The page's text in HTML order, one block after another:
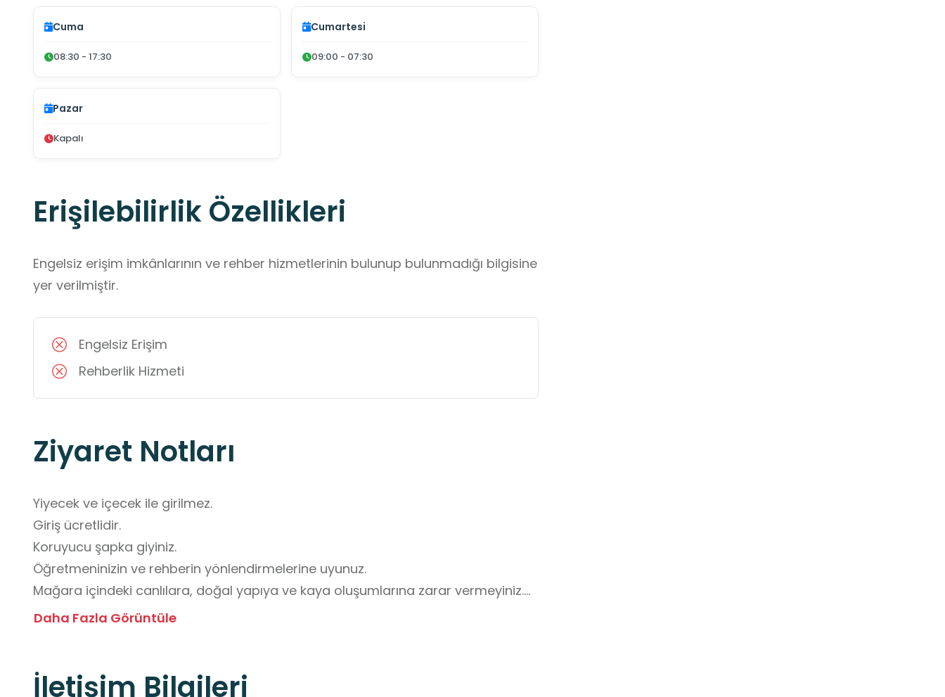
Cuma
08:30 - 17:30
Cumartesi
09:00 - 07:30
Pazar
Kapalı
Erişilebilirlik Özellikleri
Engelsiz erişim imkânlarının ve rehber hizmetlerinin bulunup bulunmadığı bilgisine
yer verilmiştir.
Engelsiz Erişim
Rehberlik Hizmeti
Ziyaret Notları
Yiyecek ve içecek ile girilmez.
Giriş ücretlidir.
Koruyucu şapka giyiniz.
Öğretmeninizin ve rehberin yönlendirmelerine uyunuz.
Mağara içindeki canlılara, doğal yapıya ve kaya oluşumlarına zarar vermeyiniz.
Kaymayı önlemek için uygun ayakkabılar giyiniz.
Daha Fazla Görüntüle
İletişim Bilgileri